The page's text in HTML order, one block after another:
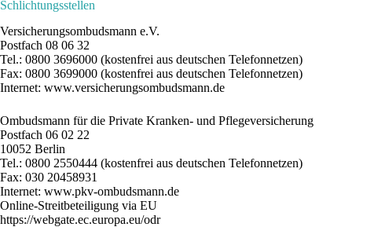
Schlichtungsstellen
Versicherungsombudsmann e.V.
Postfach 08 06 32
Tel.: 0800 3696000 (kostenfrei aus deutschen Telefonnetzen)
Fax: 0800 3699000 (kostenfrei aus deutschen Telefonnetzen)
Internet: www.versicherungsombudsmann.de
Ombudsmann für die Private Kranken- und Pflegeversicherung
Postfach 06 02 22
10052 Berlin
Tel.: 0800 2550444 (kostenfrei aus deutschen Telefonnetzen)
Fax: 030 20458931
Internet: www.pkv-ombudsmann.de
Online-Streitbeteiligung via EU
https://webgate.ec.europa.eu/odr